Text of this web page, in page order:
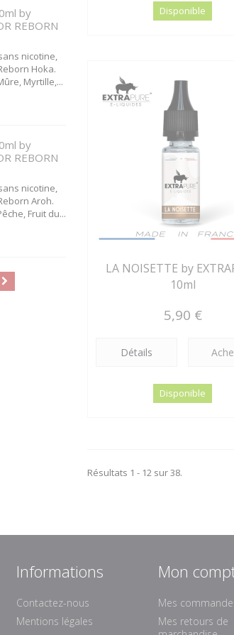
by
REBORN
nicotine,
Hoka.
Myrtille,...
by
REBORN
nicotine,
Aroh.
Fruit du...
Disponible
LA NOISETTE by
10ml
5,90 €
Détails
Disponible
Résultats 1 - 12 sur 38.
Informations
Contactez-nous
Mentions légales
Mon
Mes
Mes retours de